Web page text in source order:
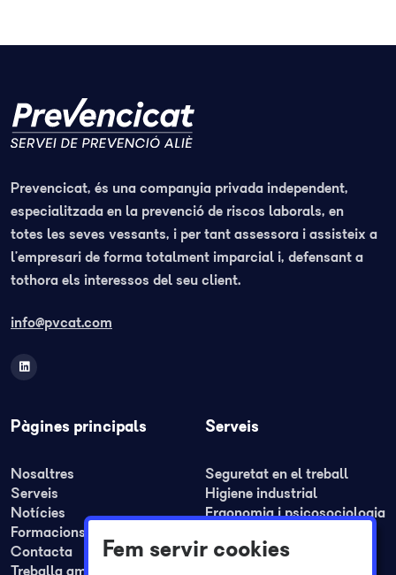
Prevencicat, és una companyia privada independent,
especialitzada en la prevenció de riscos laborals, en
totes les seves vessants, i per tant assessora i assisteix a
l’empresari de forma totalment imparcial i, defensant a
tothora els interessos del seu client.
info@pvcat.com
Pàgines principals
Nosaltres
Serveis
Notícies
Formacions
Contacta
Treballa amb nosaltres
Serveis
Seguretat en el treball
Higiene industrial
Ergonomia i psicosociologia
Formació
Fem servir cookies